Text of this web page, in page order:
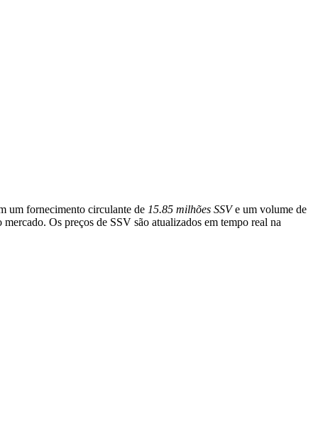
um fornecimento circulante de 15.85 milhões SSVe um volume de
Os preços de SSV são atualizados em tempo real na